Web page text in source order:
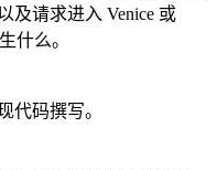
及请求进入 Venice 或
什么。
代码撰写。